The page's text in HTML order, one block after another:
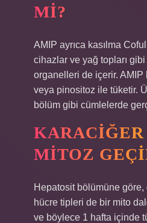
MI?
AMIP ayrıca kasılma
cihazlar ve yağ topları
organelleri de içerir.
veya pinositoz ile tüketir.
bölüm gibi cümlelerde
KARACIĞER
MITOZ
Hepatosit bölümüne
hücre tipleri de bir mito
ve böylece 1 hafta içinde